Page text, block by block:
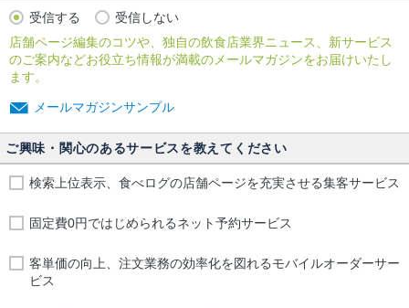
受信する
受信しない
店舗ページ編集のコツや、独自の飲食店業界ニュース、新サービス
のご案内などお役立ち情報が満載のメールマガジンをお届けいたし
ます。
メールマガジンサンプル
ご興味・関心のあるサービスを教えてください
検索上位表示、食べログの店舗ページを充実させる集客サービス
固定費0円ではじめられるネット予約サービス
客単価の向上、注文業務の効率化を図れるモバイルオーダーサー
ビス